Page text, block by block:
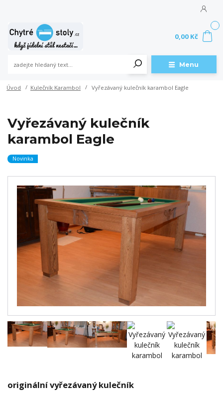
Menu
0,00 Kč
Úvod Kulečník Karambol Vyřezávaný kulečník karambol Eagle
Vyřezávaný kulečník
karambol Eagle
Novinka
originální vyřezávaný kulečník